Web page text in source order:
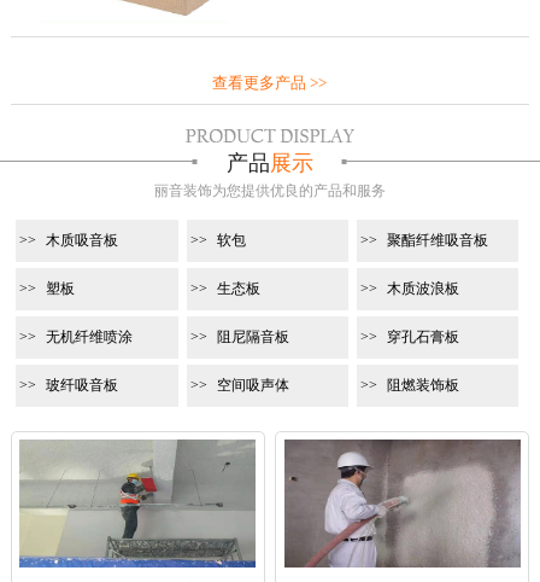
查看更多产品 >>
产品展示
丽音装饰为您提供优良的产品和服务
木质吸音板 软包 聚酯纤维吸音板
塑板 生态板 木质波浪板
无机纤维喷涂 阻尼隔音板 穿孔石膏板
玻纤吸音板 空间吸声体 阻燃装饰板